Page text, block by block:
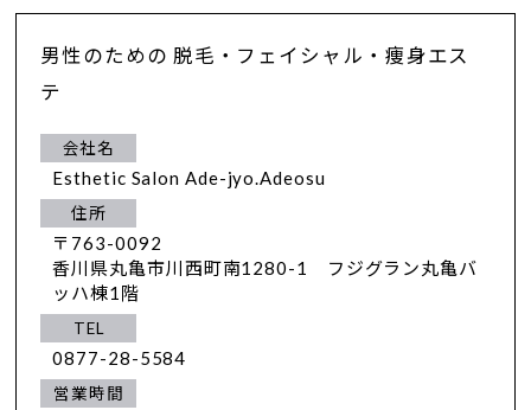
男性のための 脱毛・フェイシャル・痩身エス
テ
会社名
Esthetic Salon Ade-jyo.Adeosu
住所
〒763-0092
香川県丸亀市川西町南1280-1 フジグラン丸亀バ
ッハ棟1階
TEL
0877-28-5584
営業時間